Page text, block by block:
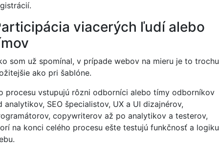
viacerých ľudí alebo
som už spomínal, v prípade webov na mieru je to trochu
ako pri šablóne.
procesu vstupujú rôzni odborníci alebo tímy odborníkov
analytikov, SEO špecialistov, UX a UI dizajnérov,
copywriterov až po analytikov a testerov,
na konci celého procesu ešte testujú funkčnosť a logiku